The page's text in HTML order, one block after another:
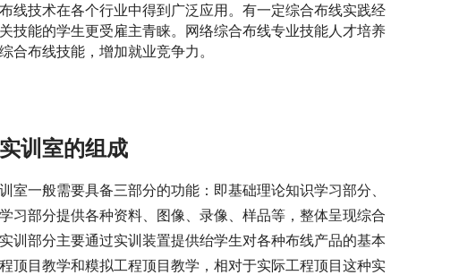
线技术在各个行业中得到广泛应用。有一定综合布线实践经
技能的学生更受雇主青睐。网络综合布线专业技能人才培养
合布线技能，增加就业竞争力。
训室的组成
一般需要具备三部分的功能：即基础理论知识学习部分、
习部分提供各种资料、图像、录像、样品等，整体呈现综合
训部分主要通过实训装置提供绐学生对各种布线产品的基本
顶目教学和糢拟工程顶目教学，相对于实际工程顶目这种实